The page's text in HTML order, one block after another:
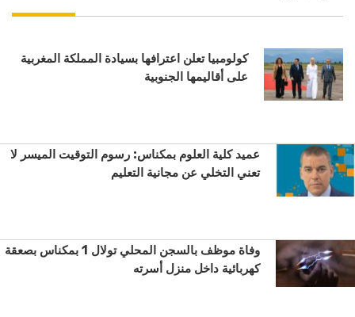
كولومبيا تعلن اعترافها بسيادة المملكة المغربية
على أقاليمها الجنوبية
عميد كلية العلوم بمكناس: رسوم التوقيت الميسر لا
تعني التخلي عن مجانية التعليم
وفاة موظف بالسجن المحلي تولال 1 بمكناس بصعقة
كهربائية داخل منزل أسرته